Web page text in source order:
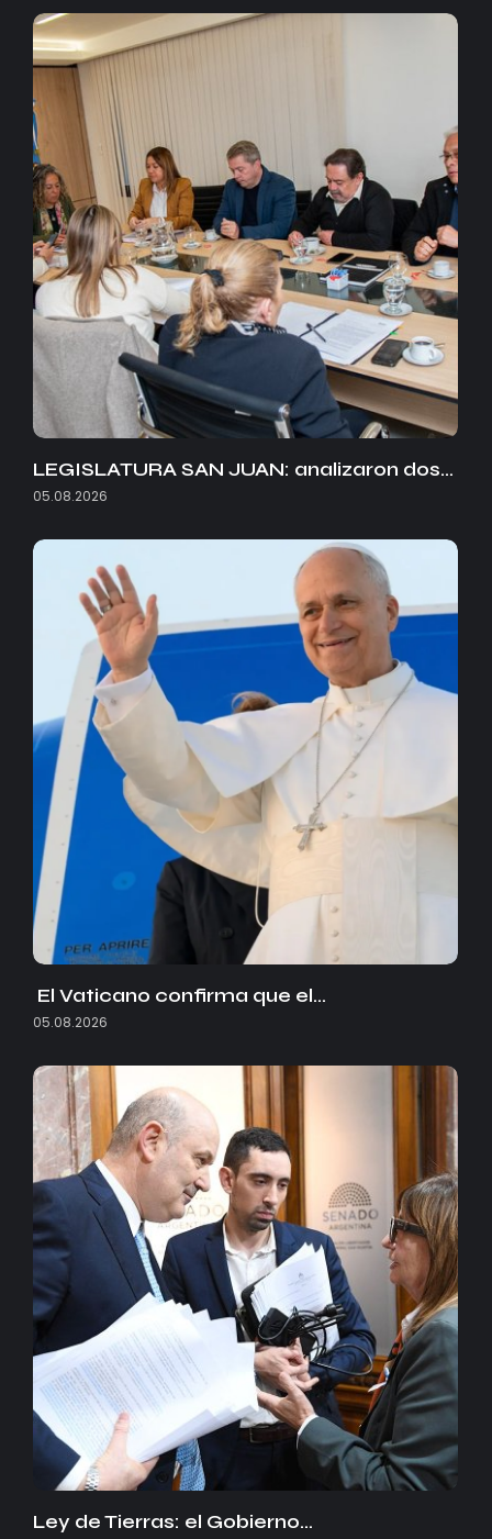
LEGISLATURA SAN JUAN: analizaron dos…
05.08.2026
El Vaticano confirma que el…
05.08.2026
Ley de Tierras: el Gobierno…